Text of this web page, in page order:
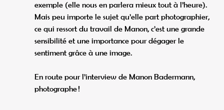
exemple (elle nous en parlera mieux tout à l’heure).
Mais peu importe le sujet qu’elle part photographier,
ce qui ressort du travail de Manon, c’est une grande
sensibilité et une importance pour dégager le
sentiment grâce à une image.
En route pour l’interview de Manon Badermann,
photographe !